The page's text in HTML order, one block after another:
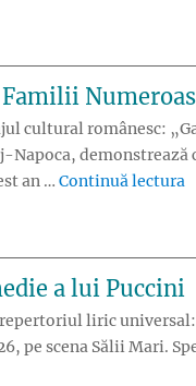
cultural românesc:
Napoca,
an … Continuă lectura
a lui Puccini
liric
pe scena Sălii Mari.